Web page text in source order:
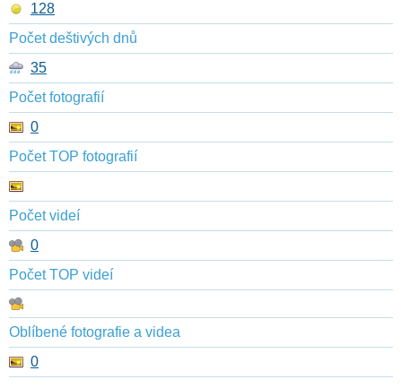
128
Počet deštivých dnů
35
Počet fotografií
0
Počet TOP fotografií
Počet videí
0
Počet TOP videí
Oblíbené fotografie a videa
0